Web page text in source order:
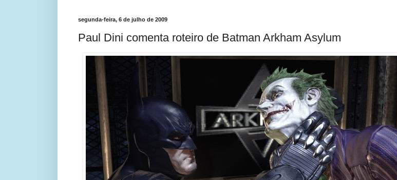
segunda-feira, 6 de julho de 2009
Paul Dini comenta roteiro de Batman Arkham Asylum